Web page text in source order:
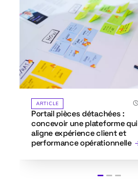
ARTICLE
Portail pièces détachées :
concevoir une plateforme qui
aligne expérience client et
performance opérationnelle